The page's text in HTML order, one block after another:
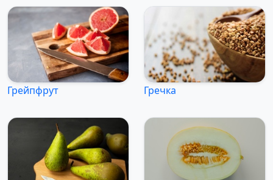
Грейпфрут Гречка